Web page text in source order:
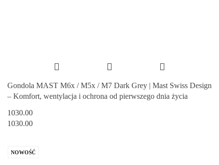
Gondola MAST M6x / M5x / M7 Dark Grey | Mast Swiss Design
– Komfort, wentylacja i ochrona od pierwszego dnia życia
1030.00
1030.00
NOWOŚĆ